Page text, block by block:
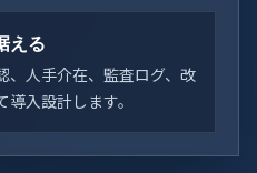
える
、人手介在、監査ログ、改
入設計します。